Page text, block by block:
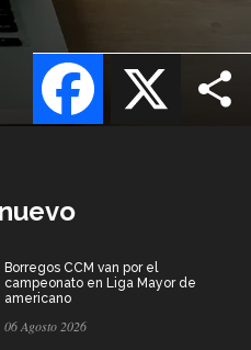
X
Facebook
Borregos CCM van por el
campeonato en Liga Mayor de
americano
06 Agosto 2026